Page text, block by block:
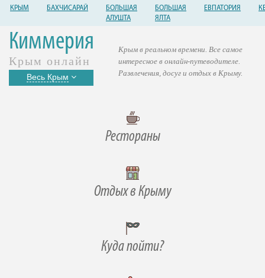
КРЫМ БАХЧИСАРАЙ
БОЛЬШАЯ
АЛУШТА
БОЛЬШАЯ
ЯЛТА
ЕВПАТОРИЯ
Киммерия
Крым онлайн
Весь Крым
Рестораны
Отдых в Крыму
Куда пойти?
Крым в реальном времени. Все самое
интересное в онлайн-путеводителе.
Развлечения, досуг и отдых в Крыму.